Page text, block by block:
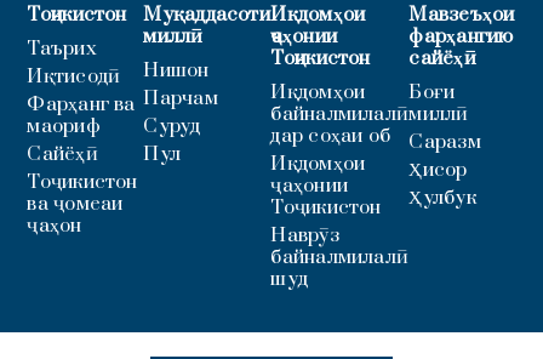
Тоҷикистон
Таърих
Иқтисодӣ
Фарҳанг ва
маориф
Сайёҳӣ
Тоҷикистон
ва ҷомеаи
ҷаҳон
Муқаддасоти
миллӣ
Нишон
Парчам
Суруд
Пул
Иқдомҳои
ҷаҳонии
Тоҷикистон
Иқдомҳои
байналмилалӣ
дар соҳаи об
Иқдомҳои
ҷаҳонии
Тоҷикистон
Наврӯз
байналмилалӣ
шуд
Мавзеъҳои
фарҳангию
сайёҳӣ
Боғи
миллӣ
Саразм
Ҳисор
Ҳулбук